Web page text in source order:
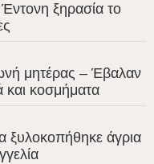
ξηρασία το
μητέρας – Έβαλαν
και κοσμήματα
ξυλοκοπήθηκε άγρια